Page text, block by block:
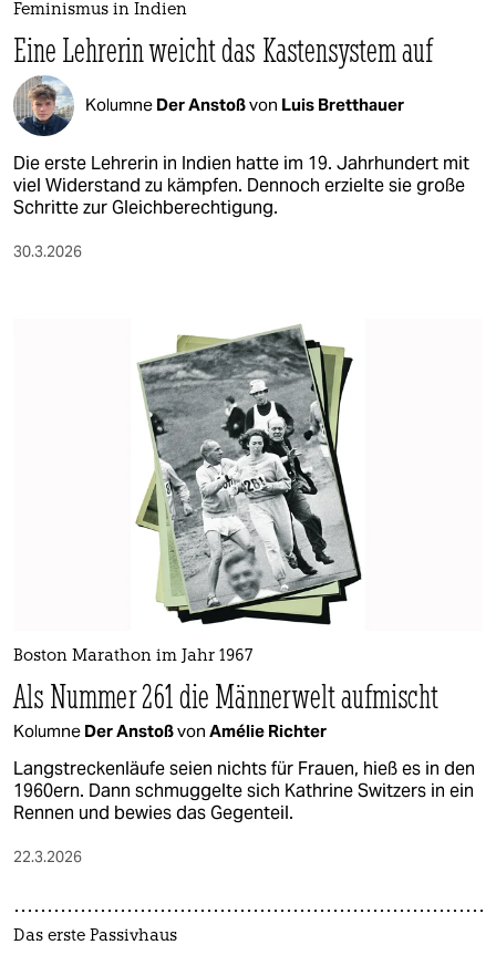
Feminismus in Indien
Eine Lehrerin weicht das Kastensystem auf
Kolumne Der Anstoßvon Luis Bretthauer
Die erste Lehrerin in Indien hatte im 19. Jahrhundert mit
viel Widerstand zu kämpfen. Dennoch erzielte sie große
Schritte zur Gleichberechtigung.
30.3.2026
Boston Marathon im Jahr 1967
Als Nummer 261 die Männerwelt aufmischt
Kolumne Der Anstoßvon Amélie Richter
Langstreckenläufe seien nichts für Frauen, hieß es in den
1960ern. Dann schmuggelte sich Kathrine Switzers in ein
Rennen und bewies das Gegenteil.
22.3.2026
Das erste Passivhaus